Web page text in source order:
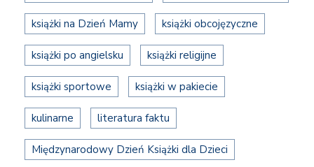
książki na Dzień Mamy książki obcojęzyczne
książki po angielsku książki religijne
książki sportowe książki w pakiecie
kulinarne literatura faktu
Międzynarodowy Dzień Książki dla Dzieci